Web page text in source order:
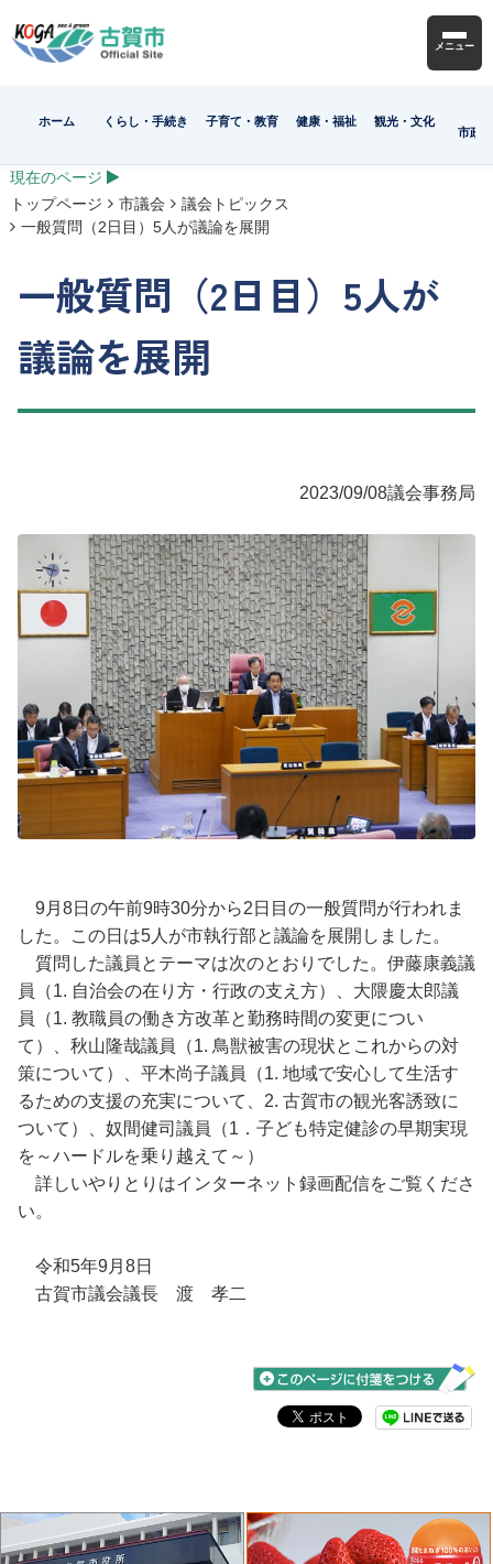
メニュー
ホーム くらし・手続き 子育て・教育 健康・福祉
観光・文化
市政
現在のページ
トップページ
市議会
議会トピックス
一般質問（2日目）5人が議論を展開
一般質問（2日目）5人が
議論を展開
2023/09/08議会事務局
9月8日の午前9時30分から2日目の一般質問が行われま
した。この日は5人が市執行部と議論を展開しました。
質問した議員とテーマは次のとおりでした。伊藤康義議
員（1. 自治会の在り方・行政の支え方）、大隈慶太郎議
員（1. 教職員の働き方改革と勤務時間の変更につい
て）、秋山隆哉議員（1. 鳥獣被害の現状とこれからの対
策について）、平木尚子議員（1. 地域で安心して生活す
るための支援の充実について、2. 古賀市の観光客誘致に
ついて）、奴間健司議員（1．子ども特定健診の早期実現
を～ハードルを乗り越えて～）
詳しいやりとりはインターネット録画配信をご覧くださ
い。
令和5年9月8日
古賀市議会議長 渡 孝二